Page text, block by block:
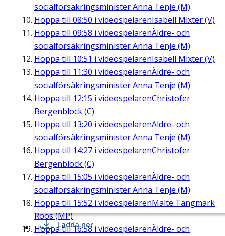
socialförsäkringsminister Anna Tenje (M)
Hoppa till 08:50 i videospelarenIsabell Mixter (V)
Hoppa till 09:58 i videospelarenÄldre- och
socialförsäkringsminister Anna Tenje (M)
Hoppa till 10:51 i videospelarenIsabell Mixter (V)
Hoppa till 11:30 i videospelarenÄldre- och
socialförsäkringsminister Anna Tenje (M)
Hoppa till 12:15 i videospelarenChristofer
Bergenblock (C)
Hoppa till 13:20 i videospelarenÄldre- och
socialförsäkringsminister Anna Tenje (M)
Hoppa till 14:27 i videospelarenChristofer
Bergenblock (C)
Hoppa till 15:05 i videospelarenÄldre- och
socialförsäkringsminister Anna Tenje (M)
Hoppa till 15:52 i videospelarenMalte Tängmark
Roos (MP)
Hoppa till16:58 i videospelarenÄldre- och
Ladda ner